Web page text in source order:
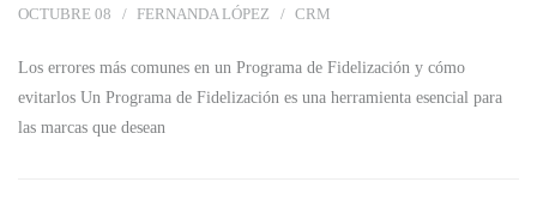
OCTUBRE 08 FERNANDA LÓPEZ CRM
Los errores más comunes en un Programa de Fidelización y cómo
evitarlos Un Programa de Fidelización es una herramienta esencial para
las marcas que desean